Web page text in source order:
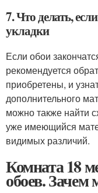
7. Что делать,
укладки
Если обои
рекомендуется
приобретены, и
дополнительного
можно также найти
уже имеющийся
видимых различий.
Комната 18
обоев. Зачем